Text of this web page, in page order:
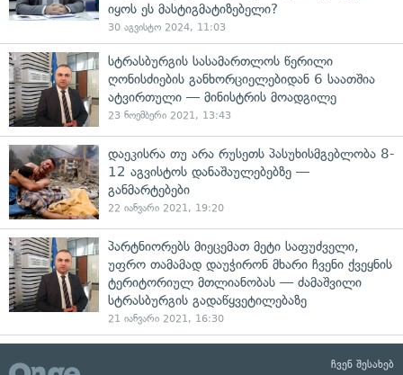
იყოს ეს მასტიგმატიზებელი?
30 აგვისტო 2024, 11:03
სტრასბურგის სასამართლოს წერილი
ღონისძიების განხორციელებიდან 6 საათშია
ატვირთული — მინისტრის მოადგილე
23 ნოემბერი 2021, 13:43
დაეკისრა თუ არა რუსეთს პასუხისმგებლობა 8-
12 აგვისტოს დანაშაულებებზე —
განმარტებები
22 იანვარი 2021, 19:20
პარტნიორებს მიეცემათ მეტი საფუძველი,
უფრო თამამად დაუჭირონ მხარი ჩვენი ქვეყნის
ტერიტორიულ მთლიანობას — ძამაშვილი
სტრასბურგის გადაწყვეტილებაზე
21 იანვარი 2021, 16:30
ჩვენ შესახებ